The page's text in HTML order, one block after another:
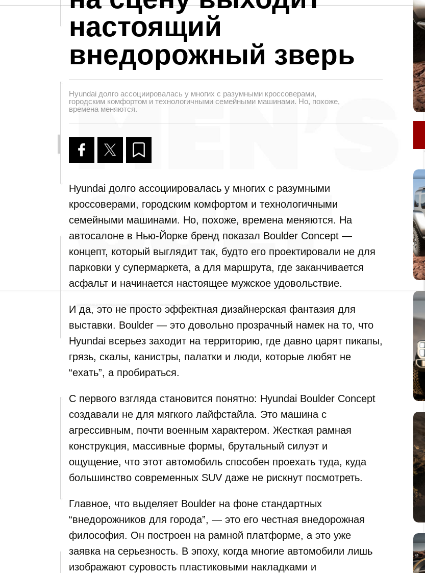
настоящий
внедорожный зверь
Hyundai долго ассоциировалась у многих с разумными кроссоверами,
городским комфортом и технологичными семейными машинами. Но, похоже,
времена меняются.
Hyundai долго ассоциировалась у многих с разумными
кроссоверами, городским комфортом и технологичными
семейными машинами. Но, похоже, времена меняются. На
автосалоне в Нью-Йорке бренд показал Boulder Concept —
концепт, который выглядит так, будто его проектировали не для
парковки у супермаркета, а для маршрута, где заканчивается
асфальт и начинается настоящее мужское удовольствие.
И да, это не просто эффектная дизайнерская фантазия для
выставки. Boulder — это довольно прозрачный намек на то, что
Hyundai всерьез заходит на территорию, где давно царят пикапы,
грязь, скалы, канистры, палатки и люди, которые любят не
“ехать”, а пробираться.
С первого взгляда становится понятно: Hyundai Boulder Concept
создавали не для мягкого лайфстайла. Это машина с
агрессивным, почти военным характером. Жесткая рамная
конструкция, массивные формы, брутальный силуэт и
ощущение, что этот автомобиль способен проехать туда, куда
большинство современных SUV даже не рискнут посмотреть.
Главное, что выделяет Boulder на фоне стандартных
“внедорожников для города”, — это его честная внедорожная
философия. Он построен на рамной платформе, а это уже
заявка на серьезность. В эпоху, когда многие автомобили лишь
изображают суровость пластиковыми накладками и